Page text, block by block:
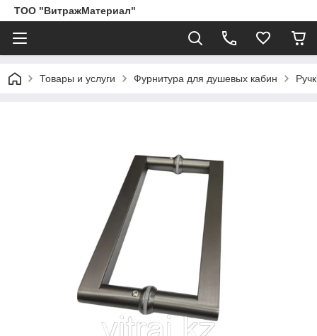
ТОО "ВитражМатериал"
Товары и услуги Фурнитура для душевых кабин